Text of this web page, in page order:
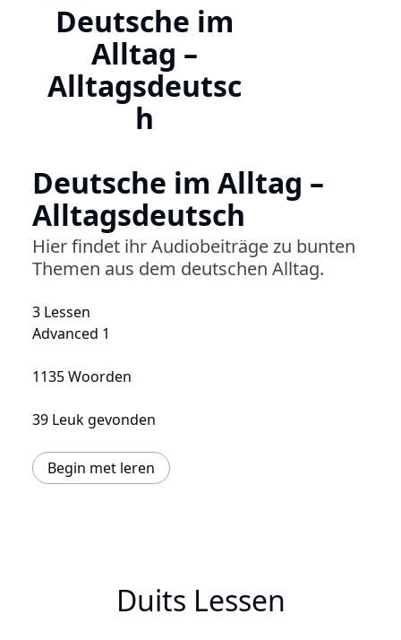
Deutsche im
Alltag –
Alltagsdeutsc
h
Deutsche im Alltag –
Alltagsdeutsch
Hier findet ihr Audiobeiträge zu bunten
Themen aus dem deutschen Alltag.
3 Lessen
Advanced 1
1135 Woorden
39 Leuk gevonden
Begin met leren
Duits Lessen